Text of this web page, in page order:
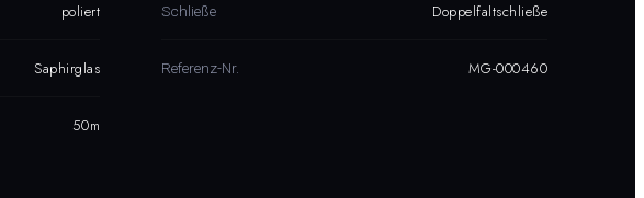
poliert
Saphirglas
50m
Schließe Doppelfaltschließe
Referenz-Nr. MG-000460